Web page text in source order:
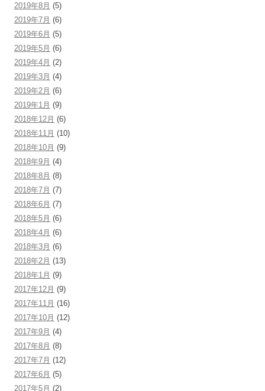
2019年8月 (5)
2019年7月 (6)
2019年6月 (5)
2019年5月 (6)
2019年4月 (2)
2019年3月 (4)
2019年2月 (6)
2019年1月 (9)
2018年12月 (6)
2018年11月 (10)
2018年10月 (9)
2018年9月 (4)
2018年8月 (8)
2018年7月 (7)
2018年6月 (7)
2018年5月 (6)
2018年4月 (6)
2018年3月 (6)
2018年2月 (13)
2018年1月 (9)
2017年12月 (9)
2017年11月 (16)
2017年10月 (12)
2017年9月 (4)
2017年8月 (8)
2017年7月 (12)
2017年6月 (5)
2017年5月 (2)